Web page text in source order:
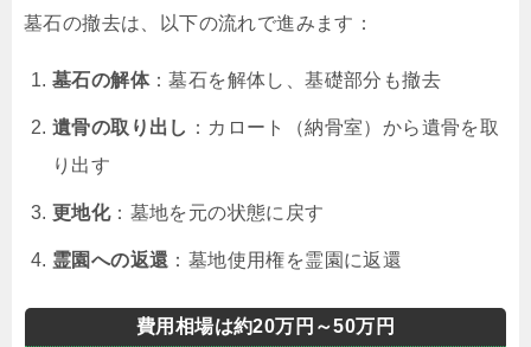
墓石の撤去は、以下の流れで進みます：
墓石の解体：墓石を解体し、基礎部分も撤去
遺骨の取り出し ：カロート（納骨室）から遺骨を取
り出す
更地化：墓地を元の状態に戻す
霊園への返還 ：墓地使用権を霊園に返還
費用相場は約20万円～50万円